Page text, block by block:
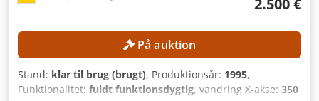
2.500 €
På auktion
Stand: klar til brug (brugt), Produktionsår: 1995,
Funktionalitet: fuldt funktionsdygtig, vandring X-akse: 350